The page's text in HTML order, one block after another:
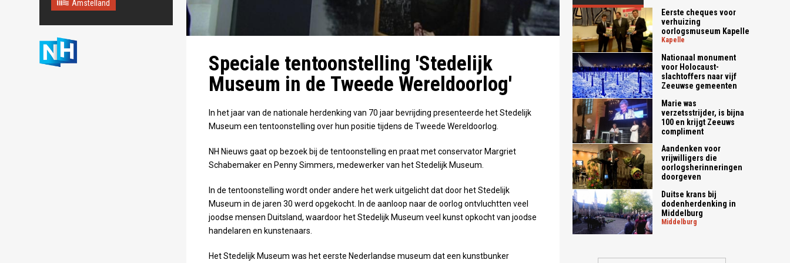
Maps correctly. See the
Amstelland
Speciale tentoonstelling 'Stedelijk
Museum in de Tweede Wereldoorlog'
In het jaar van de nationale herdenking van 70 jaar bevrijding presenteerde het Stedelijk
Museum een tentoonstelling over hun positie tijdens de Tweede Wereldoorlog.
NH Nieuws gaat op bezoek bij de tentoonstelling en praat met conservator Margriet
Schabemaker en Penny Simmers, medewerker van het Stedelijk Museum.
In de tentoonstelling wordt onder andere het werk uitgelicht dat door het Stedelijk
Museum in de jaren 30 werd opgekocht. In de aanloop naar de oorlog ontvluchtten veel
joodse mensen Duitsland, waardoor het Stedelijk Museum veel kunst opkocht van joodse
handelaren en kunstenaars.
Het Stedelijk Museum was het eerste Nederlandse museum dat een kunstbunker
Eerste cheques voor
verhuizing
oorlogsmuseum Kapelle
kapelle
Nationaal monument
voor Holocaust-
slachtoffers naar vijf
Zeeuwse gemeenten
Marie was
verzetsstrijder, is bijna
100 en krijgt Zeeuws
compliment
Aandenken voor
vrijwilligers die
oorlogsherinneringen
doorgeven
Duitse krans bij
dodenherdenking in
Middelburg
middelburg